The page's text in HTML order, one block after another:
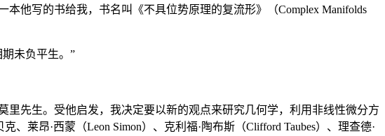
写的书给我，书名叫《不具位势原理的复流形》（Complex Manifolds
未负平生。”
先生。受他启发，我决定要以新的观点来研究几何学，利用非线性微分方
莱昂·西蒙（Leon Simon）、克利福·陶布斯（Clifford Taubes）、理查德·